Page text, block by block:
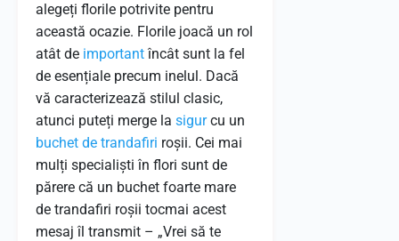
alegeți florile potrivite pentru
această ocazie. Florile joacă un rol
atât de importantîncât sunt la fel
de esențiale precum inelul. Dacă
vă caracterizează stilul clasic,
atunci puteți merge la sigurcu un
buchet de trandafiri roșii. Cei mai
mulți specialiști în flori sunt de
părere că un buchet foarte mare
de trandafiri roșii tocmai acest
mesaj îl transmit – „Vrei să te